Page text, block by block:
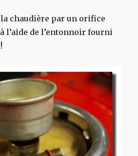
chaudière par un orifice
l’aide de l’entonnoir fourni